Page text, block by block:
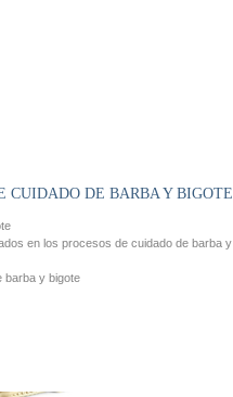
CUIDADO DE BARBA Y BIGOTE
en los procesos de cuidado de barba y
barba y bigote